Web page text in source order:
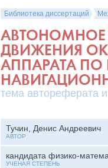
Библиотека диссертаций
АВТОНОМНОЕ
ДВИЖЕНИЯ
АППАРАТА
тема автореферата
Тучин, Денис Андреевич
АВТОР
кандидата физико-
УЧЕНАЯ СТЕПЕНЬ